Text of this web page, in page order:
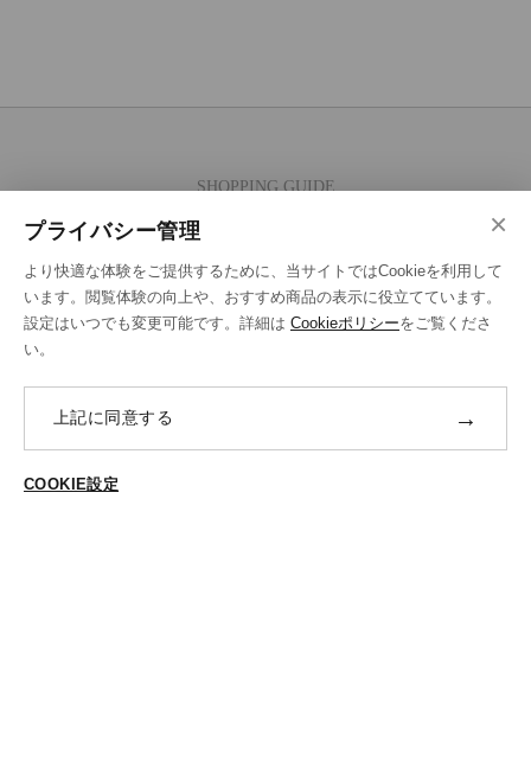
SHOPPING GUIDE
送料・ラッピング·配送方法
×
プライバシー管理
より快適な体験をご提供するために、当サイトではCookieを利用して
います。閲覧体験の向上や、おすすめ商品の表示に役立てています。
設定はいつでも変更可能です。詳細は Cookieポリシーをご覧くださ
い。
上記に同意する →
COOKIE設定